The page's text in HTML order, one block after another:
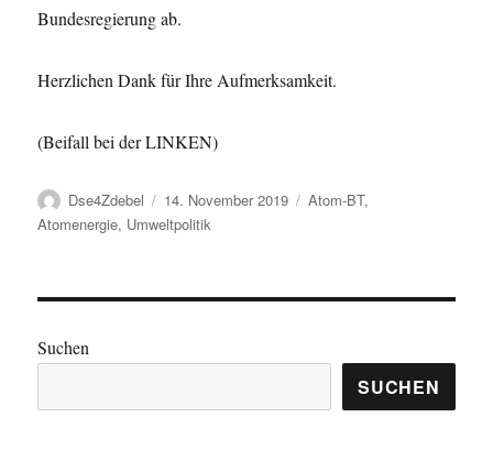
Bundesregierung ab.
Herzlichen Dank für Ihre Aufmerksamkeit.
(Beifall bei der LINKEN)
Autor
Dse4Zdebel
Veröffentlicht
am
14. November 2019 Kategorien
Atom-BT,
Atomenergie, Umweltpolitik
Suchen
SUCHEN